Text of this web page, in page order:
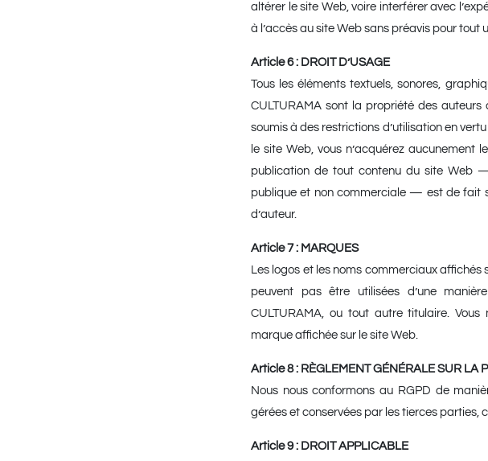
altérer le site Web, voire interférer avec
à l’accès au site Web sans préavis pour tout
Article 6 : DROIT D’USAGE
Tous les éléments textuels, sonores,
CULTURAMA sont la propriété des
soumis à des restrictions d’utilisation en
le site Web, vous n’acquérez aucunement
publication de tout contenu du site Web
publique et non commerciale — est de fait
d’auteur.
Article 7 : MARQUES
Les logos et les noms commerciaux affichés
peuvent pas être utilisées d’une
CULTURAMA, ou tout autre titulaire.
marque affichée sur le site Web.
Article 8 : RÈGLEMENT GÉNÉRALE SUR LA
Nous nous conformons au RGPD de
gérées et conservées par les tierces parties,
Article 9 : DROIT APPLICABLE